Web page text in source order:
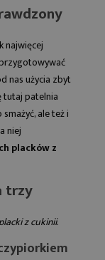
najwięcej
nas użycia zbyt
tutajpatelnia
ale też i
niej
placków z
trzy
z cukinii.